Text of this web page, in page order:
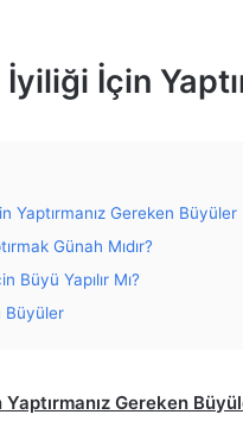
İyiliği İçin
Yaptırmanız Gereken Büyüler
Günah Mıdır?
Büyü Yapılır Mı?
Büyüler
Gereken